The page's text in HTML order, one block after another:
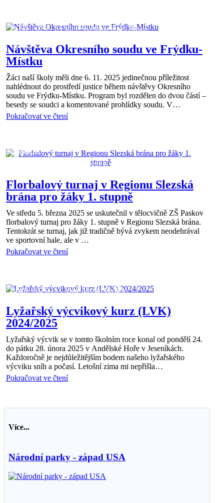
14 bře 2025
Mgr. Světlana Koriťáková
Návštěva Okresního soudu ve Frýdku-
Místku
Žáci naší školy měli dne 6. 11. 2025 jedinečnou příležitost
nahlédnout do prostředí justice během návštěvy Okresního
soudu ve Frýdku-Místku. Program byl rozdělen do dvou částí –
besedy se soudci a komentované prohlídky soudu. V…
Pokračovat ve čtení
Aktuality
Mgr. David Kyselovský
Florbalový turnaj v Regionu Slezská
brána pro žáky 1. stupně
Ve středu 5. března 2025 se uskutečnil v tělocvičně ZŠ Paskov
florbalový turnaj pro žáky 1. stupně v Regionu Slezská brána.
Tentokrát se turnaj, jak již tradičně bývá zvykem neodehrával
ve sportovní hale, ale v …
Pokračovat ve čtení
14 bře 2025
Mgr. Martin Biolek
Lyžařský výcvikový kurz (LVK)
2024/2025
Lyžařský výcvik se v tomto školním roce konal od pondělí 24.
do pátku 28. února 2025 v Andělské Hoře v Jeseníkách.
Každoročně je nejdůležitějším bodem našeho lyžařského
výcviku sníh a počasí. Letošní zima mi nepřišla…
Pokračovat ve čtení
Více...
Národní parky - západ USA